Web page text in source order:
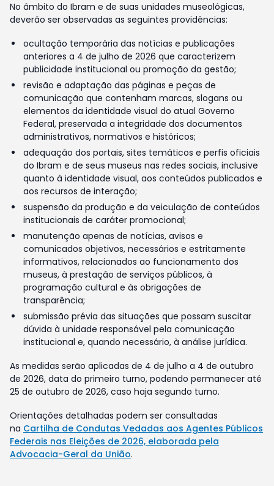
No âmbito do Ibram e de suas unidades museológicas,
deverão ser observadas as seguintes providências:
ocultação temporária das notícias e publicações
anteriores a 4 de julho de 2026 que caracterizem
publicidade institucional ou promoção da gestão;
revisão e adaptação das páginas e peças de
comunicação que contenham marcas, slogans ou
elementos da identidade visual do atual Governo
Federal, preservada a integridade dos documentos
administrativos, normativos e históricos;
adequação dos portais, sites temáticos e perfis oficiais
do Ibram e de seus museus nas redes sociais, inclusive
quanto à identidade visual, aos conteúdos publicados e
aos recursos de interação;
suspensão da produção e da veiculação de conteúdos
institucionais de caráter promocional;
manutenção apenas de notícias, avisos e
comunicados objetivos, necessários e estritamente
informativos, relacionados ao funcionamento dos
museus, à prestação de serviços públicos, à
programação cultural e às obrigações de
transparência;
submissão prévia das situações que possam suscitar
dúvida à unidade responsável pela comunicação
institucional e, quando necessário, à análise jurídica.
As medidas serão aplicadas de 4 de julho a 4 de outubro
de 2026, data do primeiro turno, podendo permanecer até
25 de outubro de 2026, caso haja segundo turno.
Orientações detalhadas podem ser consultadas
na Cartilha de Condutas Vedadas aos Agentes Públicos
Federais nas Eleições de 2026, elaborada pela
Advocacia-Geral da União.